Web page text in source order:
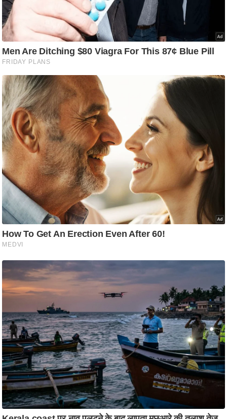
g
N
e
w
s
ला
इ
फ
स्टा
इ
ल
क्नॉ
लॉ
जी
ब्यू
टी
/
फै
श
घ
लू
नु
स्खे
प
र्य
ट
न